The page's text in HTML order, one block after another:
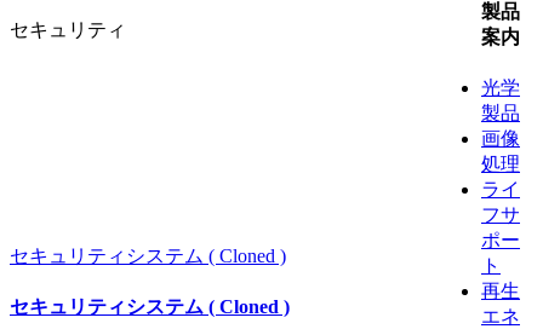
セキュリティ
セキュリティシステム ( Cloned )
セキュリティシステム ( Cloned )
製品
案内
光学
製品
画像
処理
ライ
フサ
ポー
ト
再生
エネ